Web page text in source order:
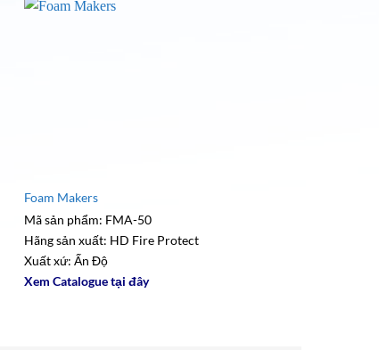
Foam Makers
Mã sản phẩm: FMA-50
Hãng sản xuất: HD Fire Protect
Xuất xứ: Ấn Độ
Xem Catalogue tại đây